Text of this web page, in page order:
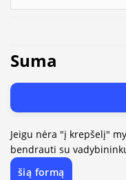
Suma
Jeigu nėra "į krepšelį"
bendrauti su
šią formą